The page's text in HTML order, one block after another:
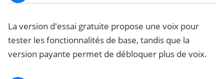
La version d'essai gratuite propose une voix pour
tester les fonctionnalités de base, tandis que la
version payante permet de débloquer plus de voix.